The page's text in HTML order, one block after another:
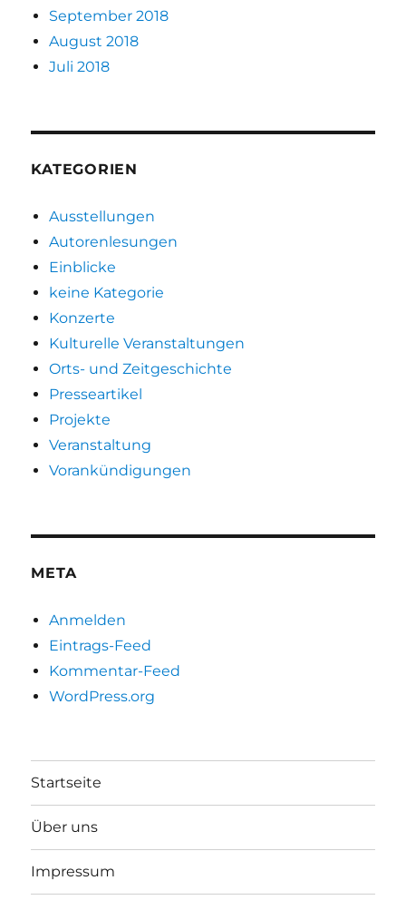
September 2018
August 2018
Juli 2018
KATEGORIEN
Ausstellungen
Autorenlesungen
Einblicke
keine Kategorie
Konzerte
Kulturelle Veranstaltungen
Orts- und Zeitgeschichte
Presseartikel
Projekte
Veranstaltung
Vorankündigungen
META
Anmelden
Eintrags-Feed
Kommentar-Feed
WordPress.org
Startseite
Über uns
Impressum